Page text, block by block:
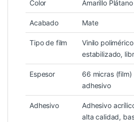
Color Amarillo
Acabado Mate
Tipo de film
Vinilo
estabilizado,
Espesor
66 micras (film)
adhesivo
Adhesivo
Adhesivo
alta calidad,